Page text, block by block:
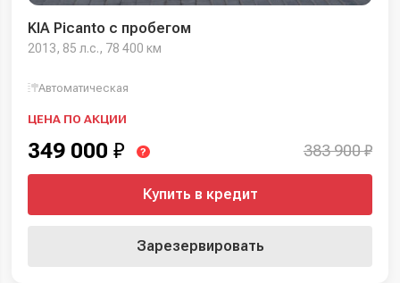
KIA Picanto с пробегом
2013, 85 л.с., 78 400 км
Автоматическая
ЦЕНА ПО АКЦИИ
349 000 ₽ ? 383 900 ₽
Купить в кредит
Зарезервировать